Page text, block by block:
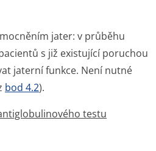
jater: v průběhu
s již existující poruchou
jaterní funkce. Není nutné
bod 4.2).
testu